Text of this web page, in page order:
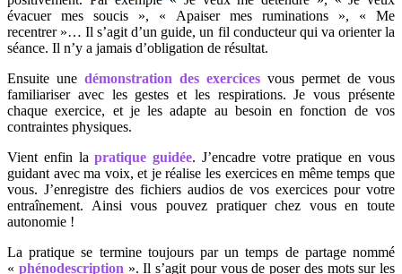
évacuer mes soucis », « Apaiser mes ruminations », « Me
recentrer »… Il s’agit d’un guide, un fil conducteur qui va orienter la
séance. Il n’y a jamais d’obligation de résultat.
Ensuite une démonstration des exercices vous permet de vous
familiariser avec les gestes et les respirations. Je vous présente
chaque exercice, et je les adapte au besoin en fonction de vos
contraintes physiques.
Vient enfin lapratique guidée. J’encadre votre pratique en vous
guidant avec ma voix, et je réalise les exercices en même temps que
vous. J’enregistre des fichiers audios de vos exercices pour votre
entraînement. Ainsi vous pouvez pratiquer chez vous en toute
autonomie !
La pratique se termine toujours par un temps de partage nommé
« phénodescription ». Il s’agit pour vous de poser des mots sur les